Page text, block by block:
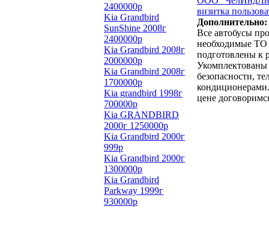
2400000р
Kia Grandbird
SunShine 2008г
2400000р
Kia Grandbird 2008г
2000000р
Kia Grandbird 2008г
1700000р
Kia grandbird 1998г
700000р
Kia GRANDBIRD
2000г 1250000р
Kia Grandbird 2000г
999р
Kia Grandbird 2000г
1300000р
Kia Grandbird
Parkway 1999г
930000р
визитка
Дополнительно:
Все автобусы
необходимые ТО
подготовлены к
безопасности,
цене